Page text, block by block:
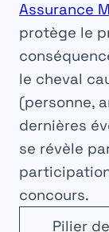
Assurance
protège le
le cheval
(personne,
dernières
se révèle
concours.
Pilier de